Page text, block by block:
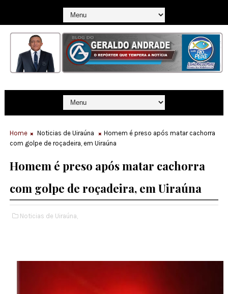
Home Noticias de Uiraúna
Homem é preso após matar cachorra
com golpe de roçadeira, em Uiraúna
Homem é preso após matar cachorra
com golpe de roçadeira, em Uiraúna
Noticias de Uiraúna,